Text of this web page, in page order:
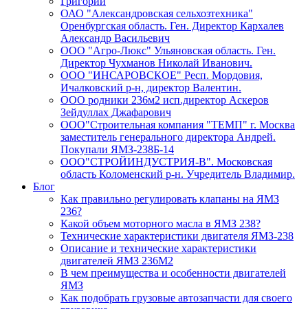
ОАО "Александровская сельхозтехника"
Оренбургская область. Ген. Директор Кархалев
Александр Васильевич
ООО "Агро-Люкс" Ульяновская область. Ген.
Директор Чухманов Николай Иванович.
ООО "ИНСАРОВСКОЕ" Респ. Мордовия,
Ичалковский р-н, директор Валентин.
ООО родники 236м2 исп.директор Аскеров
Зейдуллах Джафарович
ООО"Строительная компания "ТЕМП" г. Москва
заместитель генерального директора Андрей.
Покупали ЯМЗ-238Б-14
ООО"СТРОЙИНДУСТРИЯ-В". Московская
область Коломенский р-н. Учредитель Владимир.
Блог
Как правильно регулировать клапаны на ЯМЗ
236?
Какой объем моторного масла в ЯМЗ 238?
Технические характеристики двигателя ЯМЗ-238
Описание и технические характеристики
двигателей ЯМЗ 236М2
В чем преимущества и особенности двигателей
ЯМЗ
Как подобрать грузовые автозапчасти для своего